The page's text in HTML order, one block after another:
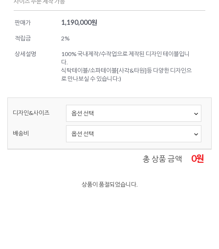
판매가 1,190,000원
적립금 2%
상세설명
100% 국내제작/수작업으로 제작된 디자인 테이블입니
다.
식탁테이블/소파테이블[사각&타원]등 다양한 디자인으
로 만나보실 수 있습니다:)
디자인&사이즈
배송비
총 상품 금액 0원
상품이 품절되었습니다.